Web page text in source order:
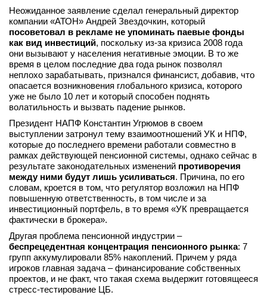
Неожиданное заявление сделал генеральный директор
компании «АТОН» Андрей Звездочкин, который
посоветовал в рекламе не упоминать паевые фонды
как вид инвестиций, поскольку из-за кризиса 2008 года
они вызывают у населения негативные эмоции. В то же
время в целом последние два года рынок позволял
неплохо зарабатывать, признался финансист, добавив, что
опасается возникновения глобального кризиса, которого
уже не было 10 лет и который способен поднять
волатильность и вызвать падение рынков.
Президент НАПФ Константин Угрюмов в своем
выступлении затронул тему взаимоотношений УК и НПФ,
которые до последнего времени работали совместно в
рамках действующей пенсионной системы, однако сейчас в
результате законодательных изменений противоречия
между ними будут лишь усиливаться. Причина, по его
словам, кроется в том, что регулятор возложил на НПФ
повышенную ответственность, в том числе и за
инвестиционный портфель, в то время «УК превращается
фактически в брокера».
Другая проблема пенсионной индустрии –
беспрецедентная концентрация пенсионного рынка: 7
групп аккумулировали 85% накоплений. Причем у ряда
игроков главная задача – финансирование собственных
проектов, и не факт, что такая схема выдержит готовящееся
стресс-тестирование ЦБ.